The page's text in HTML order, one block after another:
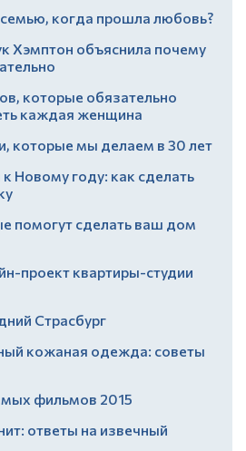
когда прошла любовь?
Хэмптон объяснила почему
которые обязательно
каждая женщина
которые мы делаем в 30 лет
Новому году: как сделать
помогут сделать ваш дом
проект квартиры-студии
Страсбург
кожаная одежда: советы
фильмов 2015
ответы на извечный